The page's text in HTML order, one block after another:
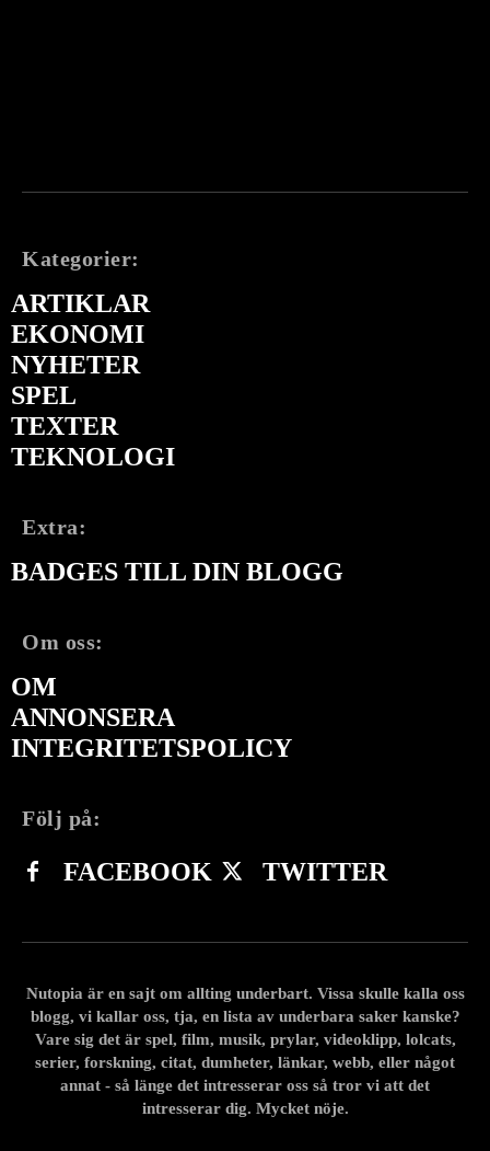
Kategorier:
ARTIKLAR
EKONOMI
NYHETER
SPEL
TEXTER
TEKNOLOGI
Extra:
BADGES TILL DIN BLOGG
Om oss:
OM
ANNONSERA
INTEGRITETSPOLICY
Följ på:
FACEBOOK TWITTER
Nutopia är en sajt om allting underbart. Vissa skulle kalla oss
blogg, vi kallar oss, tja, en lista av underbara saker kanske?
Vare sig det är spel, film, musik, prylar, videoklipp, lolcats,
serier, forskning, citat, dumheter, länkar, webb, eller något
annat - så länge det intresserar oss så tror vi att det
intresserar dig. Mycket nöje.